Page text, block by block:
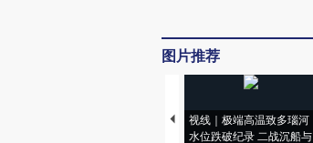
图片推荐
视线｜极端高温致多瑙河
水位跌破纪录 二战沉船与